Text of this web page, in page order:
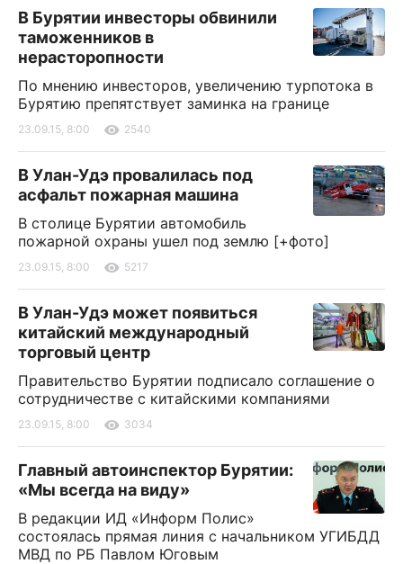
В Бурятии инвесторы обвинили
таможенников в
нерасторопности
По мнению инвесторов, увеличению турпотока в
Бурятию препятствует заминка на границе
23.09.15, 8:00 2540
В Улан-Удэ провалилась под
асфальт пожарная машина
В столице Бурятии автомобиль
пожарной охраны ушел под землю [+фото]
23.09.15, 8:00 5217
В Улан-Удэ может появиться
китайский международный
торговый центр
Правительство Бурятии подписало соглашение о
сотрудничестве с китайскими компаниями
23.09.15, 8:00 3034
Главный автоинспектор Бурятии:
«Мы всегда на виду»
В редакции ИД «Информ Полис»
состоялась прямая линия с начальником УГИБДД
МВД по РБ Павлом Юговым